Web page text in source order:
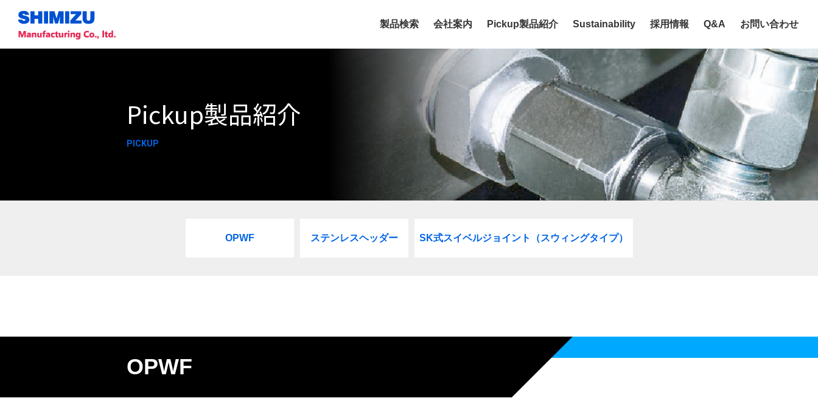
製品検索 会社案内 Pickup製品紹介 Sustainability 採用情報 Q&A お問い合わせ
Pickup製品紹介
PICKUP
OPWF ステンレスヘッダー SK式スイベルジョイント（スウィングタイプ）
OPWF